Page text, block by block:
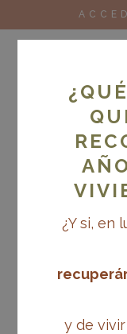
¿Y si, en
y de